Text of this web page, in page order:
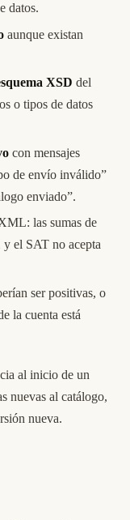
datos.
aunque existan
XSD del
o tipos de datos
con mensajes
de envío inválido”
enviado”.
las sumas de
y el SAT no acepta
ser positivas, o
la cuenta está
al inicio de un
nuevas al catálogo,
nueva.